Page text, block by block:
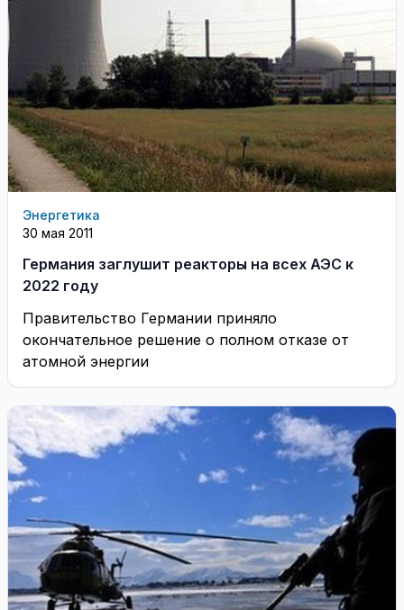
Энергетика
30 мая 2011
Германия заглушит реакторы на всех АЭС к
2022 году
Правительство Германии приняло
окончательное решение о полном отказе от
атомной энергии